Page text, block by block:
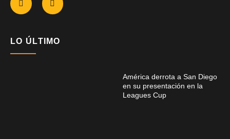
LO ÚLTIMO
América derrota a San Diego
en su presentación en la
Leagues Cup